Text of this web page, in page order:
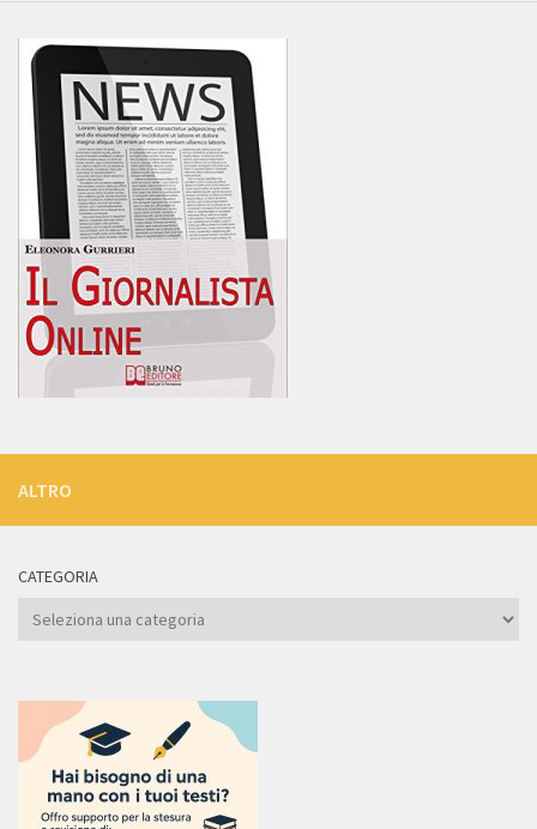
ALTRO
CATEGORIA
Categoria